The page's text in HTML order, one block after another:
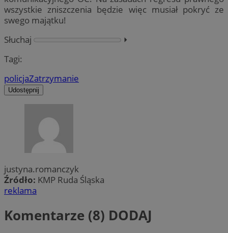
wszystkie zniszczenia będzie więc musiał pokryć ze
swego majątku!
Słuchaj
⏵︎
Tagi:
policjaZatrzymanie
Udostępnij
justyna.romanczyk
Źródło: KMP Ruda Śląska
reklama
Komentarze (8) DODAJ